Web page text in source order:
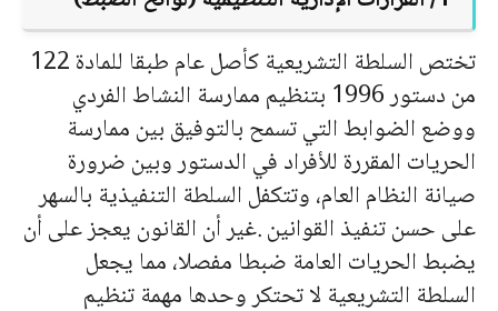
تختص السلطة التشريعية كأصل عام طبقا للمادة 122
من دستور 1996 بتنظيم ممارسة النشاط الفردي
ووضع الضوابط التي تسمح بالتوفيق بين ممارسة
الحريات المقررة للأفراد في الدستور وبين ضرورة
صيانة النظام العام، وتتكفل السلطة التنفيذية بالسهر
على حسن تنفيذ القوانين .غير أن القانون يعجز على أن
يضبط الحريات العامة ضبطا مفصلا، مما يجعل
السلطة التشريعية لا تحتكر وحدها مهمة تنظيم